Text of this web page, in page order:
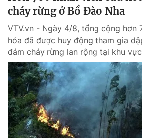
cháy rừng ở Bồ Đào Nha
VTV.vn - Ngày 4/8, tổng cộng hơn
hỏa đã được huy động tham gia
đám cháy rừng lan rộng tại khu